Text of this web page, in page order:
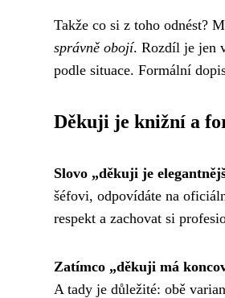
Takže co si z toho odnést?
správně obojí. Rozdíl je jen
podle situace. Formální
Děkuji je knižní a
Slovo „děkuji je
šéfovi, odpovídáte na
respekt a zachovat si
Zatímco „děkuji má
A tady je důležité: obě